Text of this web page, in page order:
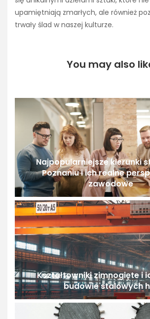
upamiętniają zmarłych, ale również
trwały ślad w naszej kulturze.
You may also
Najpopularniejsze kierunki
Poznaniu i ich realne
zawodowe
Kształtowniki zimnogięte i
budowie stalowych